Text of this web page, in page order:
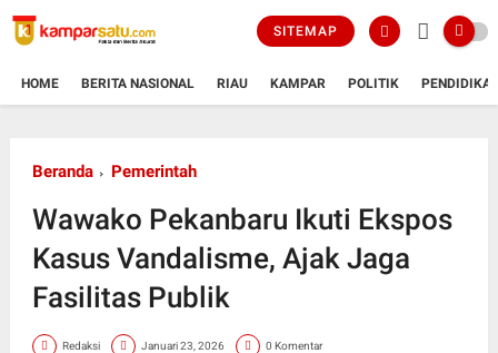
SITEMAP
HOME BERITA NASIONAL RIAU KAMPAR POLITIK
Beranda Pemerintah
Wawako Pekanbaru Ikuti Ekspos
Kasus Vandalisme, Ajak Jaga
Fasilitas Publik
Redaksi Januari 23, 2026 0 Komentar